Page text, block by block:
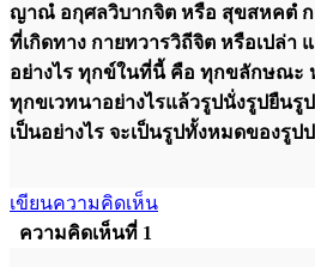
ญาณํ อกุศลวิบากจิต หรือ สุขสหคตํ
ที่เกิดทาง กายทวารวิถีจิต หรือเปล่า
อย่างไร ทุกข์ในที่นี้ คือ ทุกขลักษณะ
ทุกขเวทนาอย่างไรแล้วรูปนั่งรูปยืนรู
เป็นอย่างไร จะเป็นรูปทั้งหมดของรู
เขียนความคิดเห็น
ความคิดเห็นที่ 1